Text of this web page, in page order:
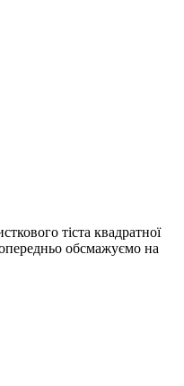
тіста квадратної
обсмажуємо на